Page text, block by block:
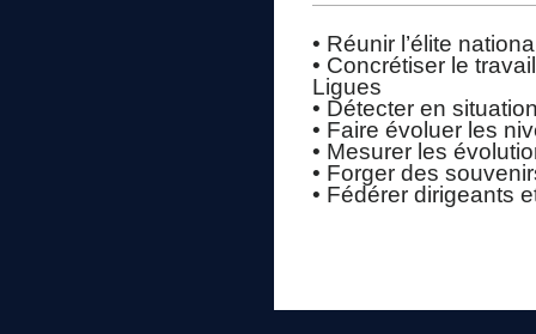
• Réunir l’élite
• Concrétiser le
Ligues
• Détecter en
• Faire évoluer les
• Mesurer les
• Forger des
• Fédérer dirigeants